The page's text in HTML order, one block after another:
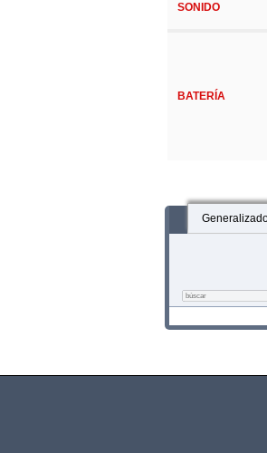
SONIDO
BATERÍA